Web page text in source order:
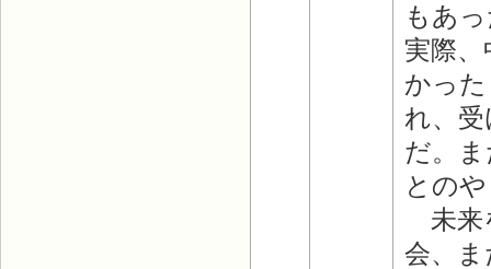
もあ
実際
かっ
れ、
だ。
との
未来
会、